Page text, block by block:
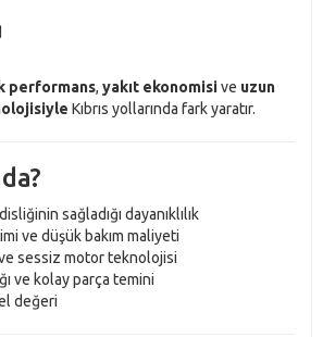
performans, yakıt ekonomisive uzun
Kıbrıs yollarında fark yaratır.
sağladığı dayanıklılık
ve düşük bakım maliyeti
sessiz motor teknolojisi
ve kolay parça temini
değeri